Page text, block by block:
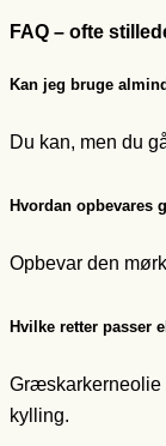
FAQ – ofte
Kan jeg bruge
Du kan, men du
Hvordan opbevares
Opbevar den
Hvilke retter passer
Græskarkerneolie
kylling.